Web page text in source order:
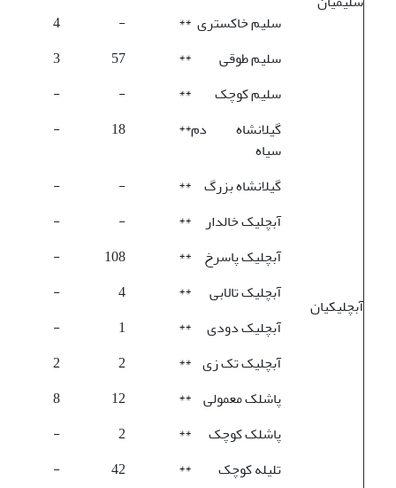
سلیم خاکستری **
-
4
سلیم طوقی
**
57
3
سلیم کوچک
**
-
-
آبچلیکیان
گیلانشاه دم
سیاه
**
18
-
گیلانشاه بزرگ **
-
-
آبچلیک خالدار
**
-
-
آبچلیک پاسرخ **
108
-
آبچلیک تالابی
**
4
-
آبچلیک دودی **
1
-
آبچلیک تک زی **
2
2
پاشلک معمولی **
12
8
پاشلک کوچک
**
2
-
تلیله کوچک
**
42
-